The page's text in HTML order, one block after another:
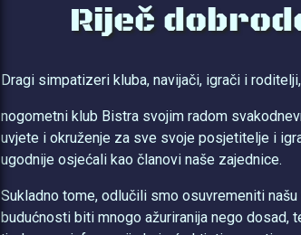
Riječ
Dragi simpatizeri kluba, navijači, igrači i roditelji,
nogometni klub Bistra svojim radom
uvjete i okruženje za sve svoje posjetitelje i
ugodnije osjećali kao članovi naše zajednice.
Sukladno tome, odlučili smo osuvremeniti
budućnosti biti mnogo ažuriranija nego dosad,